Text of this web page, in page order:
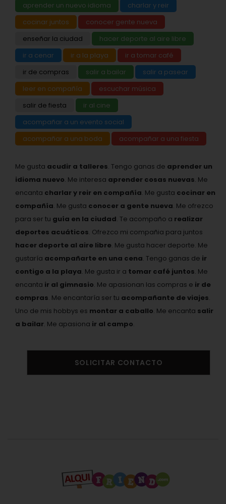
aprender un nuevo idioma
charlar y reir
cocinar juntos
conocer gente nueva
enseñar la ciudad
hacer deporte al aire libre
ir a cenar
ir a la playa
ir a tomar café
ir de compras
salir a bailar
salir a pasear
leer en compañía
escuchar música
salir de fiesta
ir al cine
acompañar a un evento social
acompañar a una boda
acompañar a una fiesta
Me gusta acudir a talleres. Tengo ganas de aprender un
idioma nuevo. Me interesa aprender cosas nuevas. Me
encanta charlar y reir en compañía. Me gusta cocinar en
compañía. Me gusta conocer a gente nueva. Me ofrezco
para ser tu guía en la ciudad. Te acompaño a realizar
deportes acuáticos. Ofrezco mi compañia para juntos
hacer deporte al aire libre. Me gusta hacer deporte. Me
gustaría acompañarte en una cena. Tengo ganas de ir
contigo a la playa. Me gusta ir a tomar café juntos. Me
encanta ir al gimnasio. Me apasionan las compras e ir de
compras. Me encantaría ser tu acompañante de viajes.
Uno de mis hobbys es montar a caballo. Me encanta salir
a bailar. Me apasiona ir al campo.
SOLICITAR CONTACTO